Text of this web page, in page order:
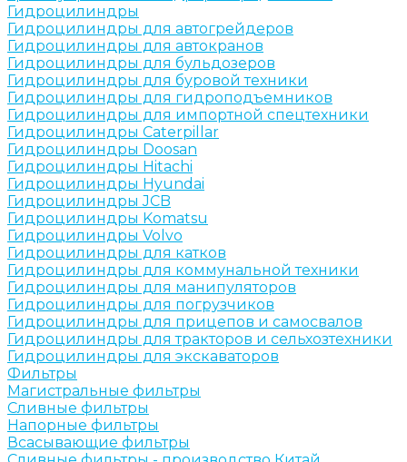
Гидроцилиндры
Гидроцилиндры для автогрейдеров
Гидроцилиндры для автокранов
Гидроцилиндры для бульдозеров
Гидроцилиндры для буровой техники
Гидроцилиндры для гидроподъемников
Гидроцилиндры для импортной спецтехники
Гидроцилиндры Caterpillar
Гидроцилиндры Doosan
Гидроцилиндры Hitachi
Гидроцилиндры Hyundai
Гидроцилиндры JCB
Гидроцилиндры Komatsu
Гидроцилиндры Volvo
Гидроцилиндры для катков
Гидроцилиндры для коммунальной техники
Гидроцилиндры для манипуляторов
Гидроцилиндры для погрузчиков
Гидроцилиндры для прицепов и самосвалов
Гидроцилиндры для тракторов и сельхозтехники
Гидроцилиндры для экскаваторов
Фильтры
Магистральные фильтры
Сливные фильтры
Напорные фильтры
Всасывающие фильтры